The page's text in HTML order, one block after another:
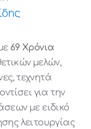
69 Χρόνια
μελών,
τεχνητά
για την
με ειδικό
λειτουργίας